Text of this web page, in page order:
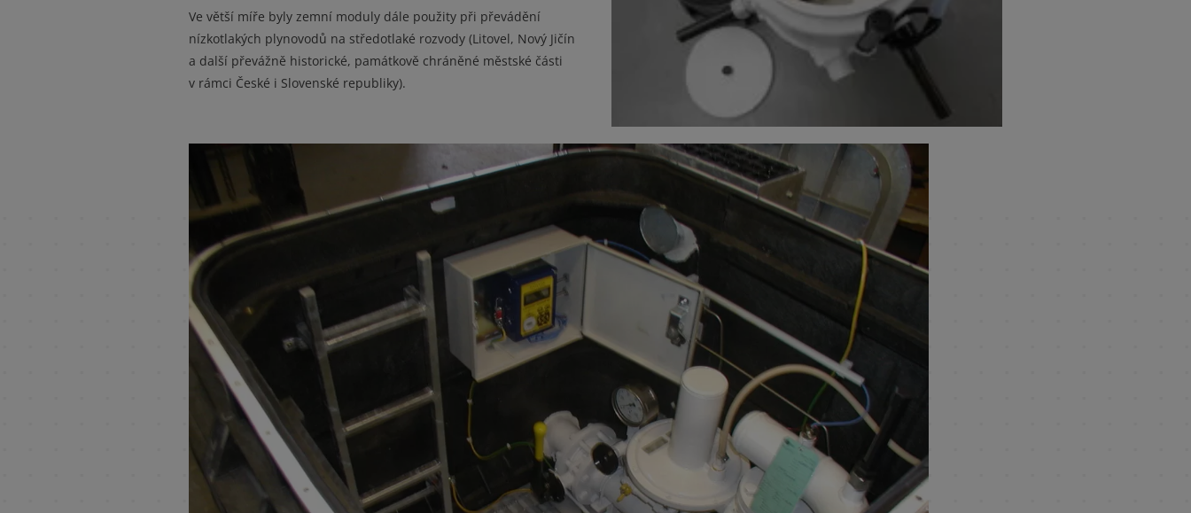
Ve větší míře byly zemní moduly dále použity při převádění
nízkotlakých plynovodů na středotlaké rozvody (Litovel, Nový Jičín
a další převážně historické, památkově chráněné městské části
v rámci České i Slovenské republiky).